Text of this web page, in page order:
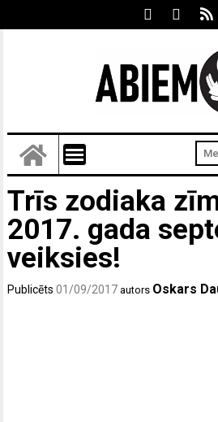
Trīs zodiaka
2017. gada
veiksies!
Publicēts01/09/2017 autors Oskars